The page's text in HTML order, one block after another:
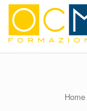
Home